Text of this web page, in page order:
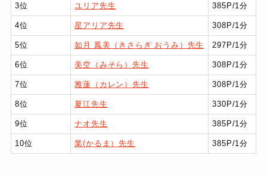
3位 ユリア先生 385P/1分
4位 星アリア先生 308P/1分
5位 如月 鳳美（きさらぎ おうみ）先生 297P/1分
6位 美空（みそら）先生 308P/1分
7位 雅蓮（カレン）先生 308P/1分
8位 夏江先生 330P/1分
9位 ナオ先生 385P/1分
10位 業(かるま）先生 385P/1分